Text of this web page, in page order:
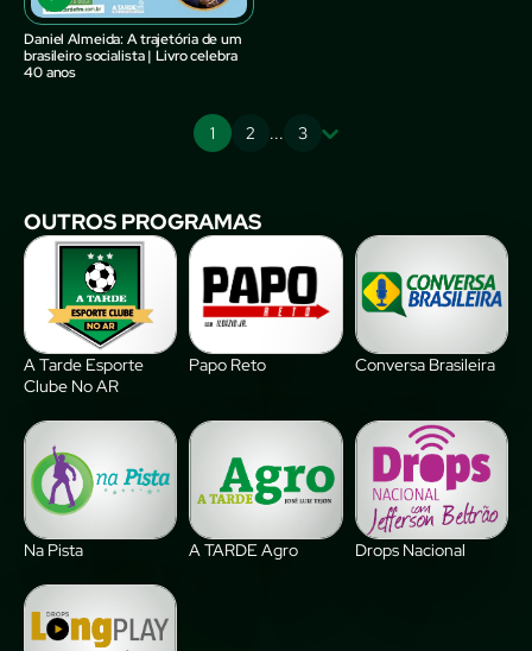
Daniel Almeida: A trajetória de um
brasileiro socialista | Livro celebra
40 anos
1 2 ... 3
OUTROS PROGRAMAS
A Tarde Esporte
Clube No AR
Papo Reto Conversa Brasileira
Na Pista A TARDE Agro Drops Nacional